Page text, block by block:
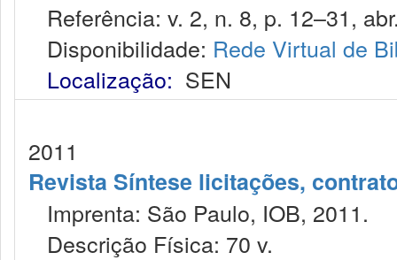
Referência: v. 2, n. 8, p. 12–31,
Disponibilidade: Rede Virtual de
Localização: SEN
2011
Revista Síntese licitações,
Imprenta: São Paulo, IOB, 2011.
Descrição Física: 70 v.